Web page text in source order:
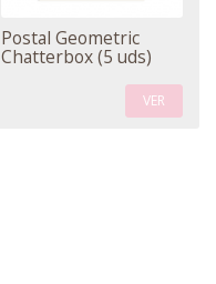
Postal Geometric
Chatterbox (5 uds)
VER